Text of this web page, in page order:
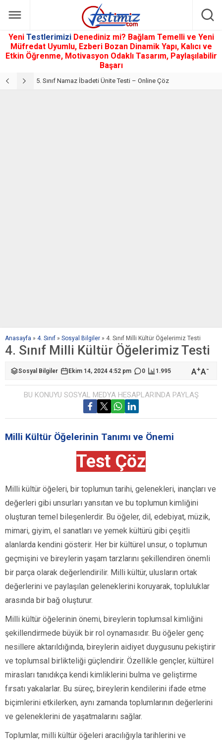
Yeni Testlerimizi Denediniz mi? Bağlam Temelli ve Yeni
Müfredat Uyumlu, Ezberi Bozan Dinamik Yapı, Kalıcı ve
Etkin Öğrenme, Motivasyon Odaklı Tasarım, Paylaşılabilir
Başarı
5. Sınıf Namaz İbadeti Ünite Testi – Online Çöz
Anasayfa » 4. Sınıf » Sosyal Bilgiler » 4. Sınıf Milli Kültür Öğelerimiz Testi
4. Sınıf Milli Kültür Öğelerimiz Testi
Sosyal Bilgiler Ekim 14, 2024 4:52 pm 0 1.995 A+A-
BU KONUYU SOSYAL MEDYA HESAPLARINDA PAYLAŞ
Milli Kültür Öğelerinin Tanımı ve Önemi
Test Çöz
Milli kültür öğeleri, bir toplumun tarihi, gelenekleri, inançları ve
değerleri gibi unsurları yansıtan ve bu toplumun kimliğini
oluşturan temel bileşenlerdir. Bu öğeler, dil, edebiyat, müzik,
mimari, giyim, el sanatları ve yemek kültürü gibi çeşitli
alanlarda kendini gösterir. Her bir kültürel unsur, o toplumun
geçmişini ve bireylerin yaşam tarzlarını şekillendiren önemli
bir parça olarak değerlendirilir. Milli kültür, ulusların ortak
değerlerini ve paylaşılan geleneklerini koruyarak, topluluklar
arasında bir bağ oluşturur.
Milli kültür öğelerinin önemi, bireylerin toplumsal kimliğini
şekillendirmede büyük bir rol oynamasıdır. Bu öğeler genç
nesillere aktarıldığında, bireylerin aidiyet duygusunu pekiştirir
ve toplumsal birlikteliği güçlendirir. Özellikle gençler, kültürel
mirasları tanıdıkça kendi kimliklerini bulma ve geliştirme
fırsatı yakalarlar. Bu süreç, bireylerin kendilerini ifade etme
biçimlerini etkilerken, aynı zamanda toplumlarının değerlerini
ve geleneklerini de yaşatmalarını sağlar.
Toplumlar, milli kültür öğeleri aracılığıyla tarihlerini ve